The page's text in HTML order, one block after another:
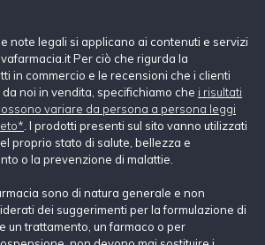
note legali si applicano ai contenuti e servizi
Per ciò che rigurda la
in commercio e le recensioni che i clienti
noi in vendita, specifichiamo che i risultati
variare da persona a persona leggi
. I prodotti presenti sul sito vanno utilizzati
proprio stato di salute, bellezza e
o la prevenzione di malattie.
sono di natura generale e non
dei suggerimenti per la formulazione di
un trattamento, un farmaco o per